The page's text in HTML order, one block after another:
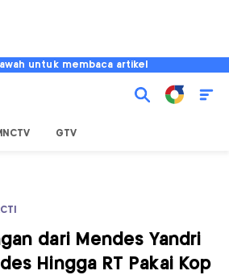
untuk membaca artikel
GTV
dari Mendes Yandri
Hingga RT Pakai Kop